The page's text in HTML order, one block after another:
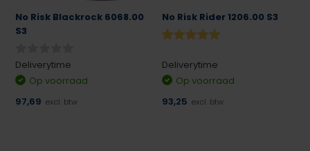
No Risk Blackrock 6068.00
S3
Deliverytime
Op voorraad
97,69 excl. btw
No Risk Rider 1206.00 S3
Deliverytime
Op voorraad
93,25 excl. btw